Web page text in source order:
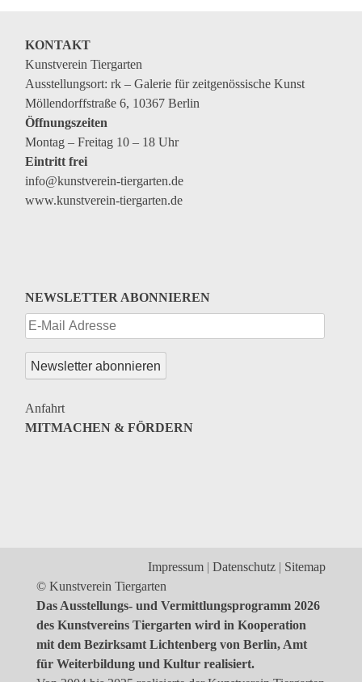
Vermittlung
aktuelle Projekte
Anfrage
Archiv
Archivübersicht
Ausstellungen
Künstler*innen
Genres
Veranstaltungsformate
KONTAKT
Kunstverein Tiergarten
Ausstellungsort: rk – Galerie für zeitgenössische Kunst
Möllendorffstraße 6, 10367 Berlin
Öffnungszeiten
Montag – Freitag 10 – 18 Uhr
Eintritt frei
info@kunstverein-tiergarten.de
www.kunstverein-tiergarten.de
NEWSLETTER ABONNIEREN
Anfahrt
MITMACHEN & FÖRDERN
Impressum Datenschutz
Sitemap
© Kunstverein Tiergarten
Das Ausstellungs- und Vermittlungsprogramm 2026
des Kunstvereins Tiergarten wird in Kooperation
mit dem Bezirksamt Lichtenberg von Berlin, Amt
für Weiterbildung und Kultur realisiert.